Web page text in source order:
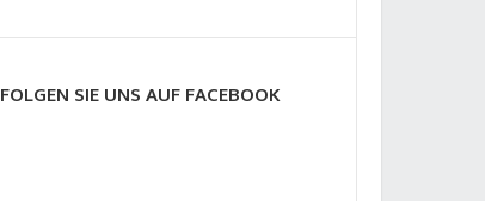
FOLGEN SIE UNS AUF FACEBOOK